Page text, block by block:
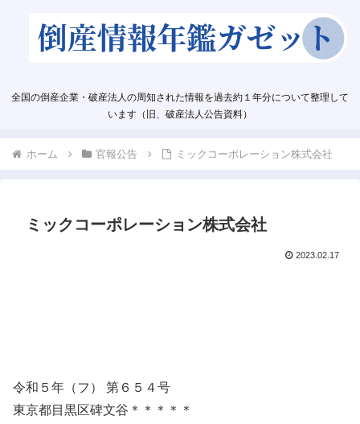
全国の倒産企業・破産法人の周知された情報を過去約１年分について整理して
います（旧、破産法人公告資料）
ホーム 官報公告 ミックコーポレーション株式会社
ミックコーポレーション株式会社
2023.02.17
令和５年（フ） 第６５４号
東京都目黒区碑文谷＊＊＊＊＊